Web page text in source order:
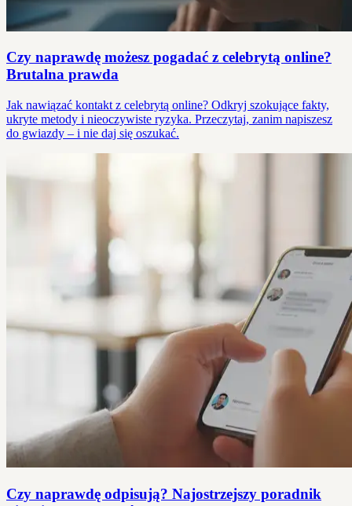
Czy naprawdę możesz pogadać z celebrytą online?
Brutalna prawda
Jak nawiązać kontakt z celebrytą online? Odkryj szokujące fakty,
ukryte metody i nieoczywiste ryzyka. Przeczytaj, zanim napiszesz
do gwiazdy – i nie daj się oszukać.
Czy naprawdę odpisują? Najostrzejszy poradnik